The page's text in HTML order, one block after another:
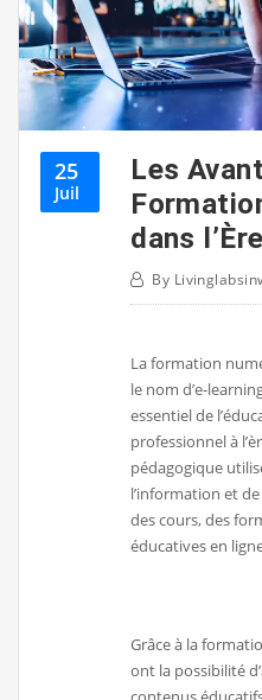
25
Juil
Les
dans
By
La formation
le nom d’e-
essentiel de
professionnel à
pédagogique
l’information et
des cours, des
éducatives en
Grâce à la
ont la possibilité